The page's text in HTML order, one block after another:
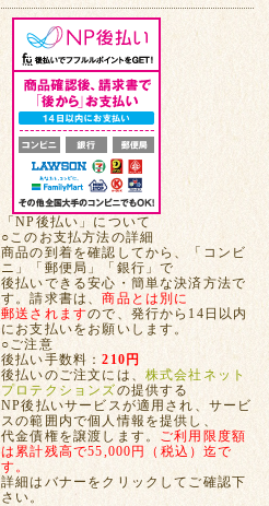
「NP後払い」について
○このお支払方法の詳細
商品の到着を確認してから、「コンビ
ニ」「郵便局」「銀行」で
後払いできる安心・簡単な決済方法で
す。請求書は、商品とは別に
郵送されますので、発行から14日以内
にお支払いをお願いします。
○ご注意
後払い手数料：210円
後払いのご注文には、 株式会社ネット
プロテクションズの提供する
NP後払いサービスが適用され、サービ
スの範囲内で個人情報を提供し、
代金債権を譲渡します。 ご利用限度額
は累計残高で55,000円（税込）迄で
す。
詳細はバナーをクリックしてご確認下
さい。